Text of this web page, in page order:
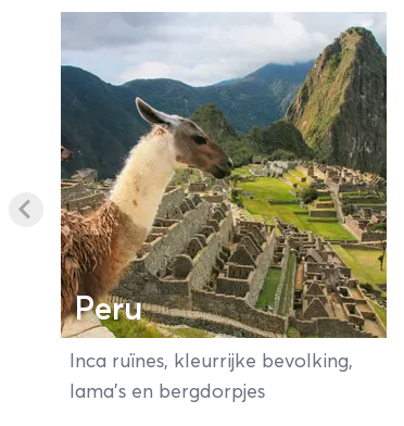
Peru
Inca ruïnes, kleurrijke bevolking,
lama's en bergdorpjes